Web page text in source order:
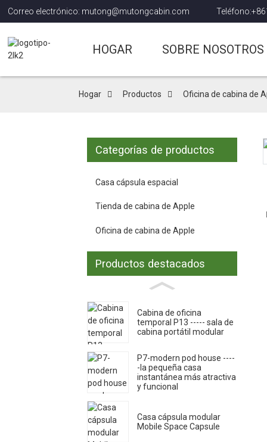
Correo electrónico: mutong@mutongcabin.com
HOGAR SOBRE NOSOTROS
Hogar Productos Oficina de cabina de
Categorías de productos
Casa cápsula espacial
Tienda de cabina de Apple
Oficina de cabina de Apple
Productos destacados
Cabina de oficina
temporal P13 ----- sala de
cabina portátil modular
P7-modern pod house ----
-la pequeña casa
instantánea más atractiva
y funcional
Casa cápsula modular
Mobile Space Capsule